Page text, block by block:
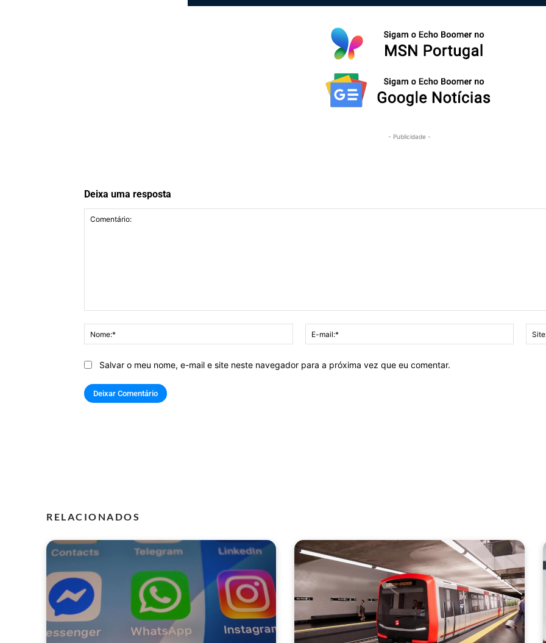
- Publicidade -
Deixa uma resposta
Nome:*
mail:*
Salvar o meu nome, e-mail e site neste navegador para a próxima vez que eu comentar.
RELACIONADOS